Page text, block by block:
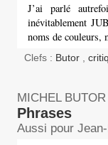
J’ai parlé
inévitablement
noms de
Clefs : Butor ,
MICHEL BUTOR
Phrases
Aussi pour